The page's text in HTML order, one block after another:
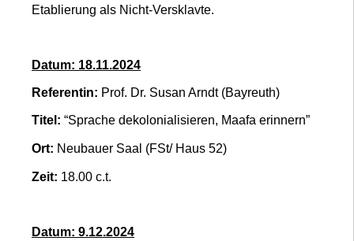
Etablierung als Nicht-Versklavte.
Datum: 18.11.2024
Referentin: Prof. Dr. Susan Arndt (Bayreuth)
Titel: “Sprache dekolonialisieren, Maafa erinnern”
Ort: Neubauer Saal (FSt/ Haus 52)
Zeit: 18.00 c.t.
Datum: 9.12.2024